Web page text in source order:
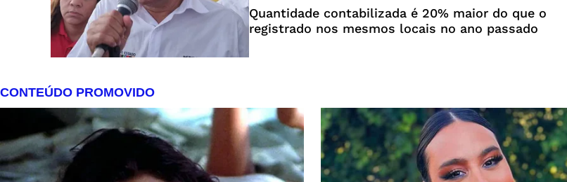
Quantidade contabilizada é 20% maior do que o
registrado nos mesmos locais no ano passado